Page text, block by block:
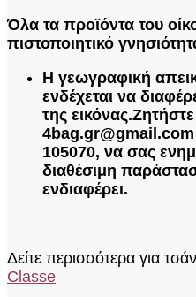
Όλα τα προϊόντα του
πιστοποιητικό
Η γεωγραφική
ενδέχεται να
της εικόνας.
105070, να σας
διαθέσιμη
ενδιαφέρει.
Δείτε περισσότερα για
Classe